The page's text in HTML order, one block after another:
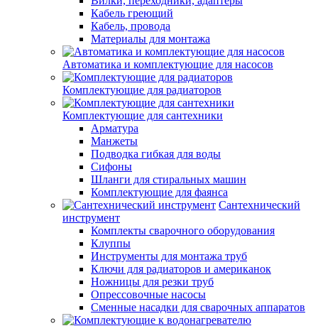
Кабель греющий
Кабель, провода
Материалы для монтажа
Автоматика и комплектующие для насосов
Комплектующие для радиаторов
Комплектующие для сантехники
Арматура
Манжеты
Подводка гибкая для воды
Сифоны
Шланги для стиральных машин
Комплектующие для фаянса
Сантехнический
инструмент
Комплекты сварочного оборудования
Клуппы
Инструменты для монтажа труб
Ключи для радиаторов и американок
Ножницы для резки труб
Опрессовочные насосы
Сменные насадки для сварочных аппаратов